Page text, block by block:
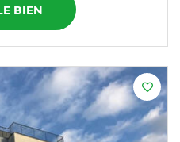
BIEN